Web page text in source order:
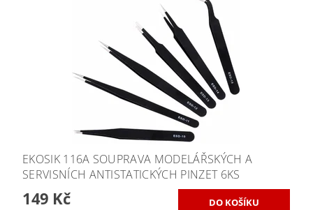
EKOSIK 116A SOUPRAVA MODELÁŘSKÝCH A
SERVISNÍCH ANTISTATICKÝCH PINZET 6KS
149 Kč